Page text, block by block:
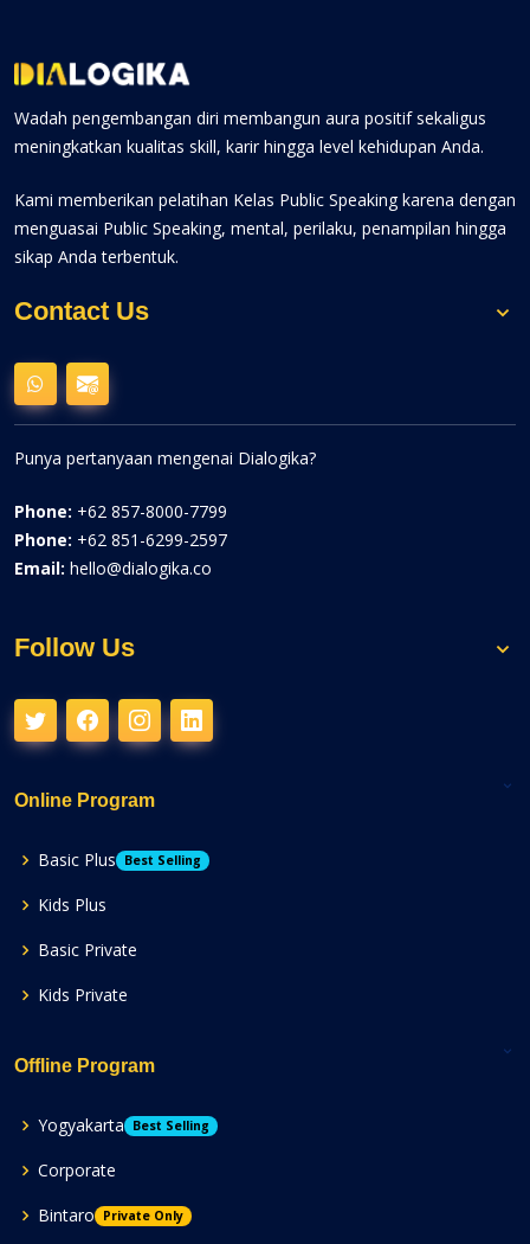
Wadah pengembangan diri membangun aura positif sekaligus
meningkatkan kualitas skill, karir hingga level kehidupan Anda.
Kami memberikan pelatihan Kelas Public Speaking karena dengan
menguasai Public Speaking, mental, perilaku, penampilan hingga
sikap Anda terbentuk.
Contact Us
Punya pertanyaan mengenai Dialogika?
Phone: +62 857-8000-7799
Phone: +62 851-6299-2597
Email: hello@dialogika.co
Follow Us
Online Program
Basic Plus Best Selling
Kids Plus
Basic Private
Kids Private
Offline Program
Yogyakarta Best Selling
Corporate
Bintaro
Private Only